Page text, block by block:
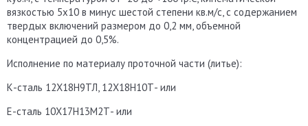
вязкостью 5х10 в минус шестой степени кв.м/с, с содержанием
твердых включений размером до 0,2 мм, объемной
концентрацией до 0,5%.
Исполнение по материалу проточной части (литье):
К-сталь 12Х18Н9ТЛ, 12Х18Н10Т- или
Е-сталь 10Х17Н13М2Т- или